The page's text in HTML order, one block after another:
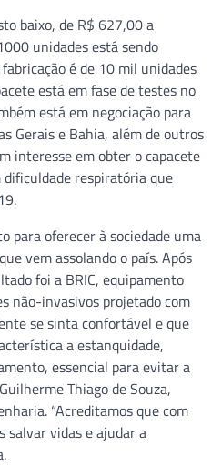
baixo, de R$ 627,00 a
unidades está sendo
é de 10 mil unidades
está em fase de testes no
está em negociação para
Gerais e Bahia, além de outros
interesse em obter o capacete
respiratória que
para oferecer à sociedade uma
vem assolando o país. Após
foi a BRIC, equipamento
não-invasivos projetado com
se sinta confortável e que
a estanquidade,
essencial para evitar a
Thiago de Souza,
“Acreditamos que com
salvar vidas e ajudar a